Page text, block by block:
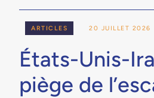
États-Unis-
piège de
20 JUILLET 2026
ARTICLES